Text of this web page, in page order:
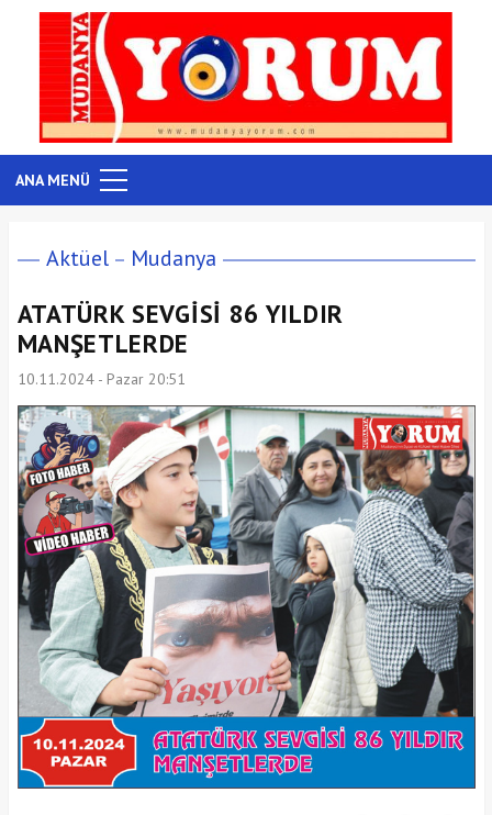
ANA MENÜ
Aktüel Mudanya
ATATÜRK SEVGİSİ 86 YILDIR
MANŞETLERDE
10.11.2024 - Pazar 20:51